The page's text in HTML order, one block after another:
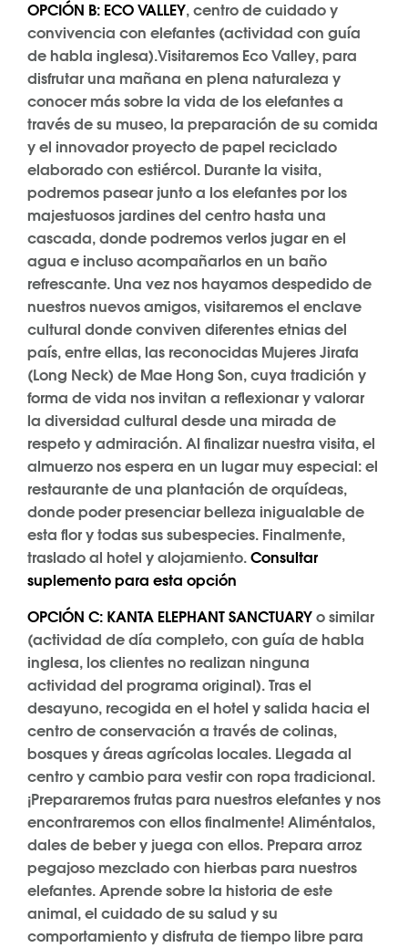
OPCIÓN B: ECO VALLEY, centro de cuidado y
convivencia con elefantes (actividad con guía
de habla inglesa).Visitaremos Eco Valley, para
disfrutar una mañana en plena naturaleza y
conocer más sobre la vida de los elefantes a
través de su museo, la preparación de su comida
y el innovador proyecto de papel reciclado
elaborado con estiércol. Durante la visita,
podremos pasear junto a los elefantes por los
majestuosos jardines del centro hasta una
cascada, donde podremos verlos jugar en el
agua e incluso acompañarlos en un baño
refrescante. Una vez nos hayamos despedido de
nuestros nuevos amigos, visitaremos el enclave
cultural donde conviven diferentes etnias del
país, entre ellas, las reconocidas Mujeres Jirafa
(Long Neck) de Mae Hong Son, cuya tradición y
forma de vida nos invitan a reflexionar y valorar
la diversidad cultural desde una mirada de
respeto y admiración. Al finalizar nuestra visita, el
almuerzo nos espera en un lugar muy especial: el
restaurante de una plantación de orquídeas,
donde poder presenciar belleza inigualable de
esta flor y todas sus subespecies. Finalmente,
traslado al hotel y alojamiento.Consultar
suplemento para esta opción
OPCIÓN C: KANTA ELEPHANT SANCTUARYo similar
(actividad de día completo, con guía de habla
inglesa, los clientes no realizan ninguna
actividad del programa original). Tras el
desayuno, recogida en el hotel y salida hacia el
centro de conservación a través de colinas,
bosques y áreas agrícolas locales. Llegada al
centro y cambio para vestir con ropa tradicional.
¡Prepararemos frutas para nuestros elefantes y nos
encontraremos con ellos finalmente! Aliméntalos,
dales de beber y juega con ellos. Prepara arroz
pegajoso mezclado con hierbas para nuestros
elefantes. Aprende sobre la historia de este
animal, el cuidado de su salud y su
comportamiento y disfruta de tiempo libre para